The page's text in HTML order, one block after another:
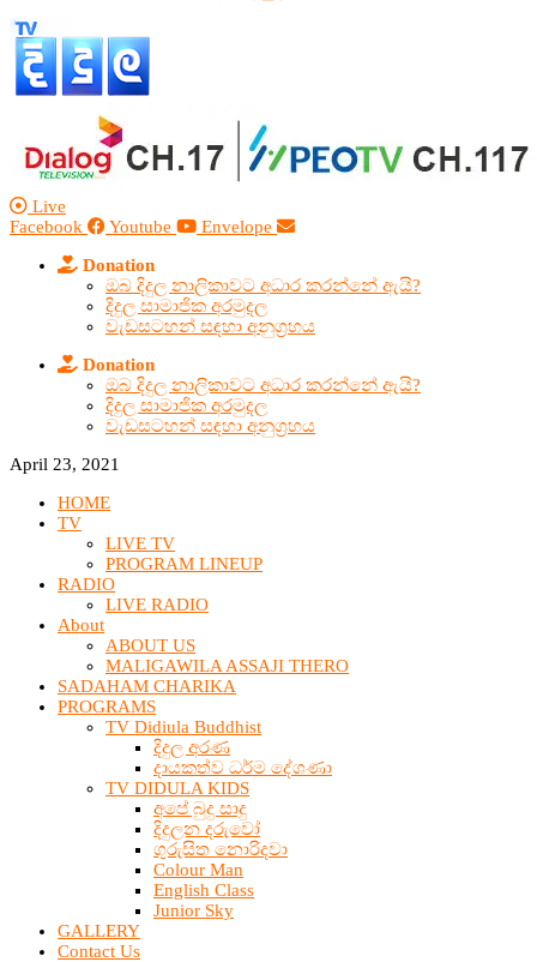
Live
Facebook
Youtube Envelope
Donation
ඔබ දිදුල නාලිකාවට අධාර කරන්නේ ඇයි?
දිදුල සාමාජික අරමුදල
වැඩසටහන් සඳහා අනුග්‍රහය
Donation
ඔබ දිදුල නාලිකාවට අධාර කරන්නේ ඇයි?
දිදුල සාමාජික අරමුදල
වැඩසටහන් සඳහා අනුග්‍රහය
April 23, 2021
HOME
TV
LIVE TV
PROGRAM LINEUP
RADIO
LIVE RADIO
About
ABOUT US
MALIGAWILA ASSAJI THERO
SADAHAM CHARIKA
PROGRAMS
TV Didiula Buddhist
දිදුල අරණ
දායකත්ව ධර්ම දේශණා
TV DIDULA KIDS
අපේ බුදු සාදු
දිදුලන දරුවෝ
ගුරුසිත නොරිදවා
Colour Man
English Class
Junior Sky
GALLERY
Contact Us